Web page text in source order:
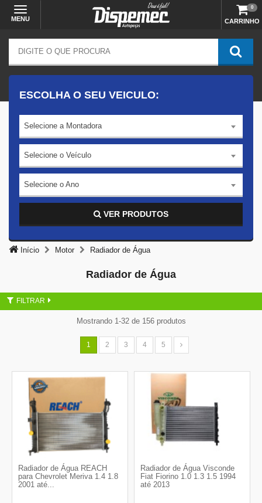
MENU CARRINHO
0
ESCOLHA O SEU VEICULO:
Selecione a Montadora
Selecione o Veículo
Selecione o Ano
VER PRODUTOS
Início Motor Radiador de Água
Radiador de Água
FILTRAR
Mostrando 1-32 de 156 produtos
1 2 3 4 5
Radiador de Água REACH
para Chevrolet Meriva 1.4 1.8
2001 até...
Radiador de Água Visconde
Fiat Fiorino 1.0 1.3 1.5 1994
até 2013